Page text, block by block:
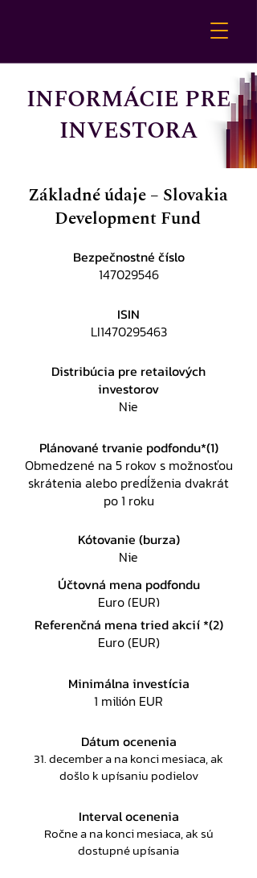
INFORMÁCIE PRE
INVESTORA
Základné údaje – Slovakia
Development Fund
Bezpečnostné číslo
147029546
ISIN
LI1470295463
Distribúcia pre retailových
investorov
Nie
Plánované trvanie podfondu*(1)
Obmedzené na 5 rokov s možnosťou
skrátenia alebo predĺženia dvakrát
po 1 roku
Kótovanie (burza)
Nie
Účtovná mena podfondu
Euro (EUR)
Referenčná mena tried akcií *(2)
Euro (EUR)
Minimálna investícia
1 milión EUR
Dátum ocenenia
31. december a na konci mesiaca, ak
došlo k upísaniu podielov
Interval ocenenia
Ročne a na konci mesiaca, ak sú
dostupné upísania